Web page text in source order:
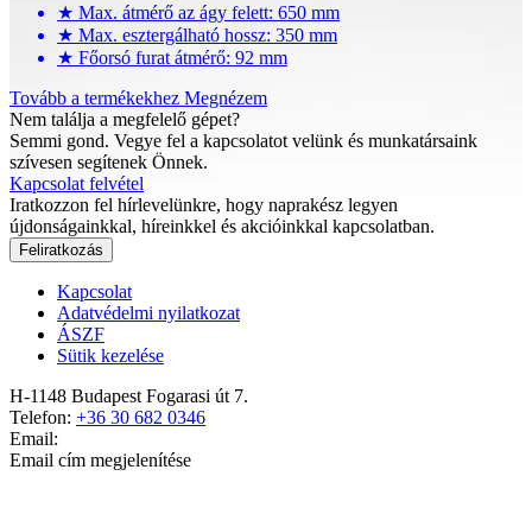
★ Max. átmérő az ágy felett: 650 mm
★ Max. esztergálható hossz: 350 mm
★ Főorsó furat átmérő: 92 mm
Tovább a termékekhez Megnézem
Nem találja a megfelelő gépet?
Semmi gond. Vegye fel a kapcsolatot velünk és munkatársaink
szívesen segítenek Önnek.
Kapcsolat felvétel
Iratkozzon fel hírlevelünkre, hogy naprakész legyen
újdonságainkkal, híreinkkel és akcióinkkal kapcsolatban.
Feliratkozás
Kapcsolat
Adatvédelmi nyilatkozat
ÁSZF
Sütik kezelése
H-1148 Budapest Fogarasi út 7.
Telefon: +36 30 682 0346
Email:
Email cím megjelenítése